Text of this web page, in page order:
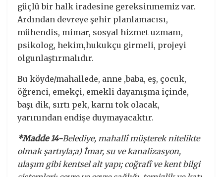
güçlü bir halk iradesine gereksinmemiz var.
Ardından devreye şehir planlamacısı,
mühendis, mimar, sosyal hizmet uzmanı,
psikolog, hekim,hukukçu girmeli, projeyi
olgunlaştırmalıdır.
Bu köyde/mahallede, anne ,baba, eş, çocuk,
öğrenci, emekçi, emekli dayanışma içinde,
başı dik, sırtı pek, karnı tok olacak,
yarınından endişe duymayacaktır.
*Madde 14-Belediye, mahallî müşterek nitelikte
olmak şartıyla;a) İmar, su ve kanalizasyon,
ulaşım gibi kentsel alt yapı; coğrafî ve kent bilgi